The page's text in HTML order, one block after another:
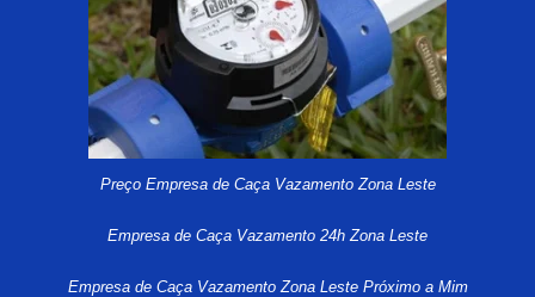
Preço Empresa de Caça Vazamento Zona Leste
Empresa de Caça Vazamento 24h Zona Leste
Empresa de Caça Vazamento Zona Leste Próximo a Mim